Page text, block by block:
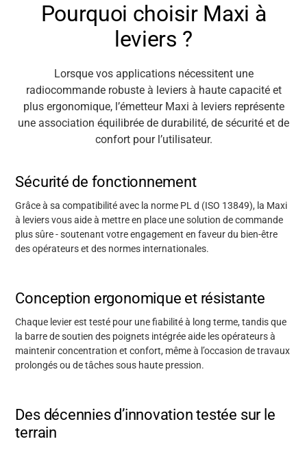
Pourquoi choisir Maxi à
leviers ?
Lorsque vos applications nécessitent une
radiocommande robuste à leviers à haute capacité et
plus ergonomique, l’émetteur Maxi à leviers représente
une association équilibrée de durabilité, de sécurité et de
confort pour l’utilisateur.
Sécurité de fonctionnement
Grâce à sa compatibilité avec la norme PL d (ISO 13849), la Maxi
à leviers vous aide à mettre en place une solution de commande
plus sûre -soutenant votre engagement en faveur du bien-être
des opérateurs et des normes internationales.
Conception ergonomique et résistante
Chaque levier est testé pour une fiabilité à long terme, tandis que
la barre de soutien des poignets intégrée aide les opérateurs à
maintenir concentration et confort, même à l’occasion de travaux
prolongés ou de tâches sous haute pression.
Des décennies d’innovation testée sur le
terrain